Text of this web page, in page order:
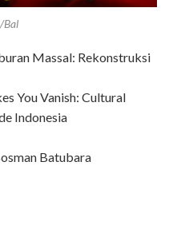
Massal: Rekonstruksi
You Vanish: Cultural
Indonesia
Batubara